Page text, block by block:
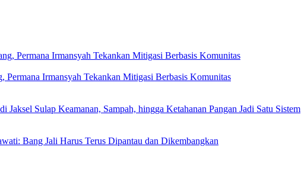
Permana Irmansyah Tekankan Mitigasi Berbasis Komunitas
Sulap Keamanan, Sampah, hingga Ketahanan Pangan Jadi Satu Sistem
Bang Jali Harus Terus Dipantau dan Dikembangkan